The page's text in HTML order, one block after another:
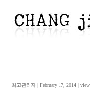
최고관리자 | February 17, 2014 | view